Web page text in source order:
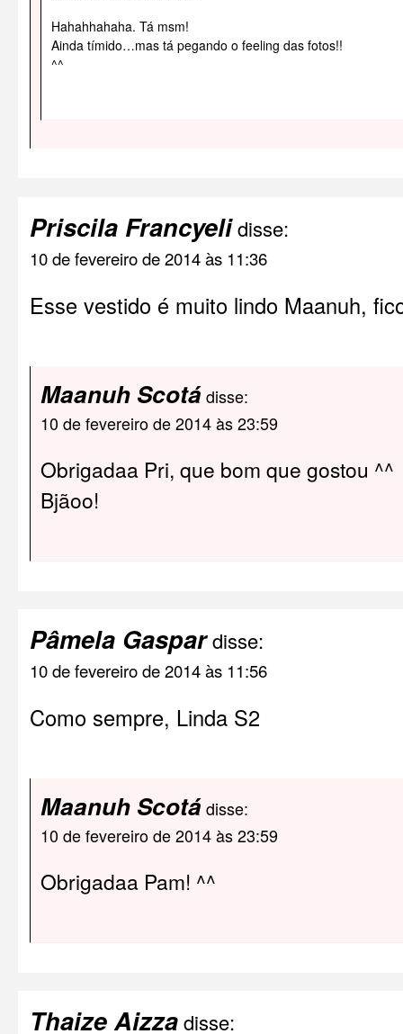
Hahahhahaha. Tá msm!
Ainda tímido…mas tá pegando o feeling das fotos!!
^^
Priscila Francyelidisse:
10 de fevereiro de 2014 às 11:36
Esse vestido é muito lindo Maanuh,
Maanuh Scotádisse:
10 de fevereiro de 2014 às 23:59
Obrigadaa Pri, que bom que gostou ^^
Bjãoo!
Pâmela Gaspardisse:
10 de fevereiro de 2014 às 11:56
Como sempre, Linda S2
Maanuh Scotádisse:
10 de fevereiro de 2014 às 23:59
Obrigadaa Pam! ^^
Thaize Aizzadisse: